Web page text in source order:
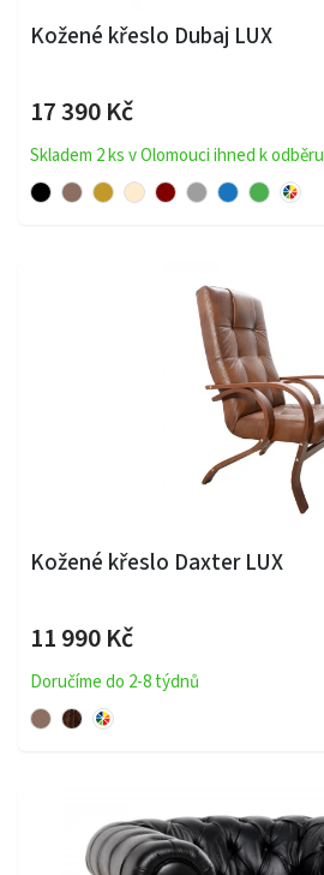
Kožené křeslo Dubaj LUX
17 390 Kč
Skladem 2 ks v Olomouci ihned k odběru
Kožené křeslo Daxter LUX
11 990 Kč
Doručíme do 2-8 týdnů